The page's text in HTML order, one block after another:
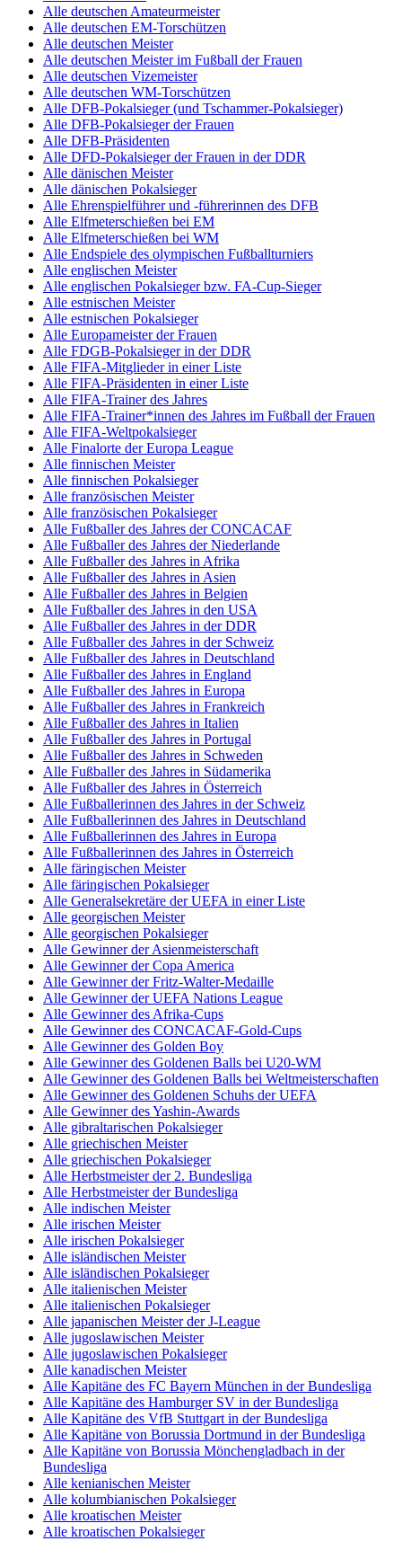
Alle deutschen Amateurmeister
Alle deutschen EM-Torschützen
Alle deutschen Meister
Alle deutschen Meister im Fußball der Frauen
Alle deutschen Vizemeister
Alle deutschen WM-Torschützen
Alle DFB-Pokalsieger (und Tschammer-Pokalsieger)
Alle DFB-Pokalsieger der Frauen
Alle DFB-Präsidenten
Alle DFD-Pokalsieger der Frauen in der DDR
Alle dänischen Meister
Alle dänischen Pokalsieger
Alle Ehrenspielführer und -führerinnen des DFB
Alle Elfmeterschießen bei EM
Alle Elfmeterschießen bei WM
Alle Endspiele des olympischen Fußballturniers
Alle englischen Meister
Alle englischen Pokalsieger bzw. FA-Cup-Sieger
Alle estnischen Meister
Alle estnischen Pokalsieger
Alle Europameister der Frauen
Alle FDGB-Pokalsieger in der DDR
Alle FIFA-Mitglieder in einer Liste
Alle FIFA-Präsidenten in einer Liste
Alle FIFA-Trainer des Jahres
Alle FIFA-Trainer*innen des Jahres im Fußball der Frauen
Alle FIFA-Weltpokalsieger
Alle Finalorte der Europa League
Alle finnischen Meister
Alle finnischen Pokalsieger
Alle französischen Meister
Alle französischen Pokalsieger
Alle Fußballer des Jahres der CONCACAF
Alle Fußballer des Jahres der Niederlande
Alle Fußballer des Jahres in Afrika
Alle Fußballer des Jahres in Asien
Alle Fußballer des Jahres in Belgien
Alle Fußballer des Jahres in den USA
Alle Fußballer des Jahres in der DDR
Alle Fußballer des Jahres in der Schweiz
Alle Fußballer des Jahres in Deutschland
Alle Fußballer des Jahres in England
Alle Fußballer des Jahres in Europa
Alle Fußballer des Jahres in Frankreich
Alle Fußballer des Jahres in Italien
Alle Fußballer des Jahres in Portugal
Alle Fußballer des Jahres in Schweden
Alle Fußballer des Jahres in Südamerika
Alle Fußballer des Jahres in Österreich
Alle Fußballerinnen des Jahres in der Schweiz
Alle Fußballerinnen des Jahres in Deutschland
Alle Fußballerinnen des Jahres in Europa
Alle Fußballerinnen des Jahres in Österreich
Alle färingischen Meister
Alle färingischen Pokalsieger
Alle Generalsekretäre der UEFA in einer Liste
Alle georgischen Meister
Alle georgischen Pokalsieger
Alle Gewinner der Asienmeisterschaft
Alle Gewinner der Copa America
Alle Gewinner der Fritz-Walter-Medaille
Alle Gewinner der UEFA Nations League
Alle Gewinner des Afrika-Cups
Alle Gewinner des CONCACAF-Gold-Cups
Alle Gewinner des Golden Boy
Alle Gewinner des Goldenen Balls bei U20-WM
Alle Gewinner des Goldenen Balls bei Weltmeisterschaften
Alle Gewinner des Goldenen Schuhs der UEFA
Alle Gewinner des Yashin-Awards
Alle gibraltarischen Pokalsieger
Alle griechischen Meister
Alle griechischen Pokalsieger
Alle Herbstmeister der 2. Bundesliga
Alle Herbstmeister der Bundesliga
Alle indischen Meister
Alle irischen Meister
Alle irischen Pokalsieger
Alle isländischen Meister
Alle isländischen Pokalsieger
Alle italienischen Meister
Alle italienischen Pokalsieger
Alle japanischen Meister der J-League
Alle jugoslawischen Meister
Alle jugoslawischen Pokalsieger
Alle kanadischen Meister
Alle Kapitäne des FC Bayern München in der Bundesliga
Alle Kapitäne des Hamburger SV in der Bundesliga
Alle Kapitäne des VfB Stuttgart in der Bundesliga
Alle Kapitäne von Borussia Dortmund in der Bundesliga
Alle Kapitäne von Borussia Mönchengladbach in der
Bundesliga
Alle kenianischen Meister
Alle kolumbianischen Pokalsieger
Alle kroatischen Meister
Alle kroatischen Pokalsieger